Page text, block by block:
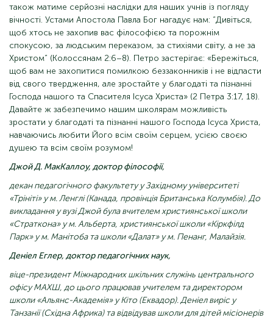
також матиме серйозні наслідки для наших учнів із погляду
вічності. Устами Апостола Павла Бог нагадує нам: “Дивіться,
щоб хтось не захопив вас філософією та порожнім
спокусою, за людським переказом, за стихіями світу, а не за
Христом” (Колоссянам 2:6–8). Петро застерігає: «Бережіться,
щоб вам не захопитися помилкою беззаконників і не відпасти
від свого твердження, але зростайте у благодаті та пізнанні
Господа нашого та Спасителя Ісуса Христа» (2 Петра 3:17, 18).
Давайте ж забезпечимо нашим школярам можливість
зростати у благодаті та пізнанні нашого Господа Ісуса Христа,
навчаючись любити Його всім своїм серцем, усією своєю
душею та всім своїм розумом!
Джой Д. МакКаллоу, доктор філософії,
декан педагогічного факультету у Західному університеті
«Трініті» у м. Ленглі (Канада, провінція Британська Колумбія). До
викладання у вузі Джой була вчителем християнської школи
«Страткона» у м. Альберта, християнської школи «Кіркфілд
Парк» у м. Манітоба та школи «Далат» у м. Пенанг, Малайзія.
Деніел Еглер, доктор педагогічних наук,
віце-президент Міжнародних шкільних служінь центрального
офісу МАХШ, до цього працював учителем та директором
школи «Альянс-Академія» у Кіто (Еквадор). Деніел виріс у
Танзанії (Східна Африка) та відвідував школи для дітей місіонерів